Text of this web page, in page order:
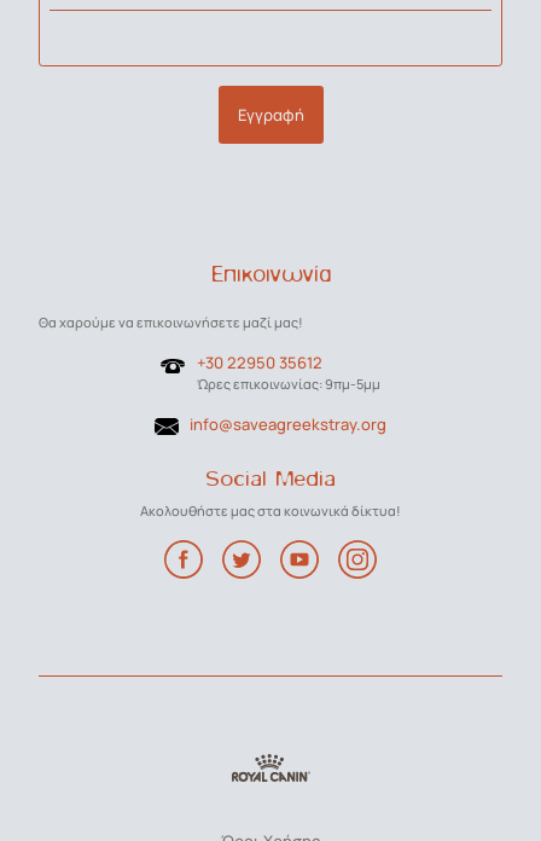
Εγγραφή
Επικοινωνία
Θα χαρούμε να επικοινωνήσετε μαζί μας!
+30 22950 35612
Ώρες επικοινωνίας: 9πμ-5μμ
info@saveagreekstray.org
Social Media
Ακολουθήστε μας στα κοινωνικά δίκτυα!